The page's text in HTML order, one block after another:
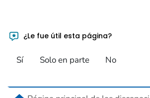
¿Le fue útil esta página?
Sí Solo en parte No